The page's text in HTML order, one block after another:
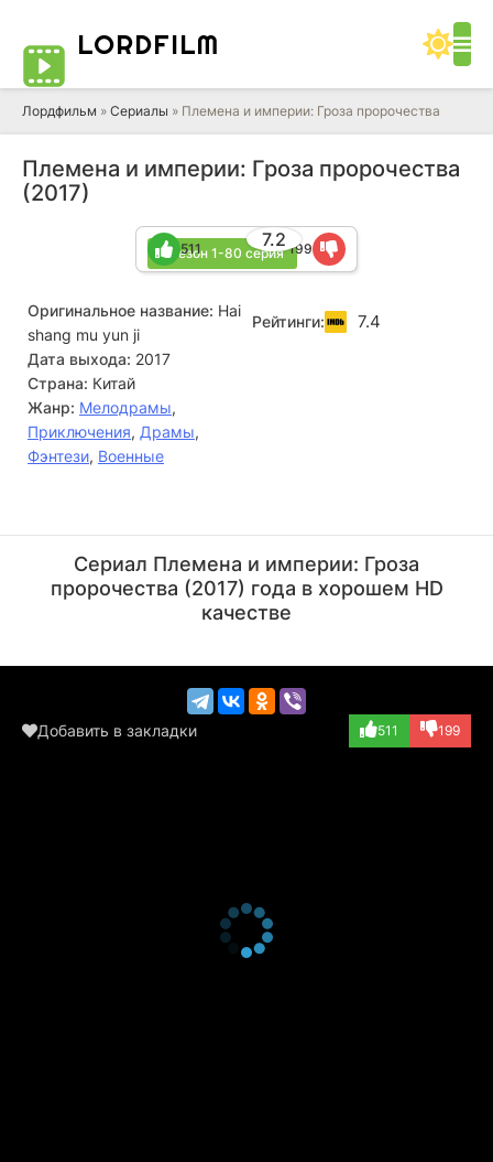
LORDFILM
Лордфильм » Сериалы » Племена и империи: Гроза пророчества
Племена и империи: Гроза пророчества
(2017)
1 сезон 1-80 серия
7.2
511 199
Оригинальное название: Hai
shang mu yun ji
Дата выхода: 2017
Страна: Китай
Жанр: Мелодрамы,
Приключения, Драмы,
Фэнтези, Военные
Рейтинги: 7.4
(Muyun Luan (201...)
(Muyun Sheng (20...)
Сериал Племена и империи: Гроза
пророчества (2017) года в хорошем HD
качестве
Добавить в закладки 511 199